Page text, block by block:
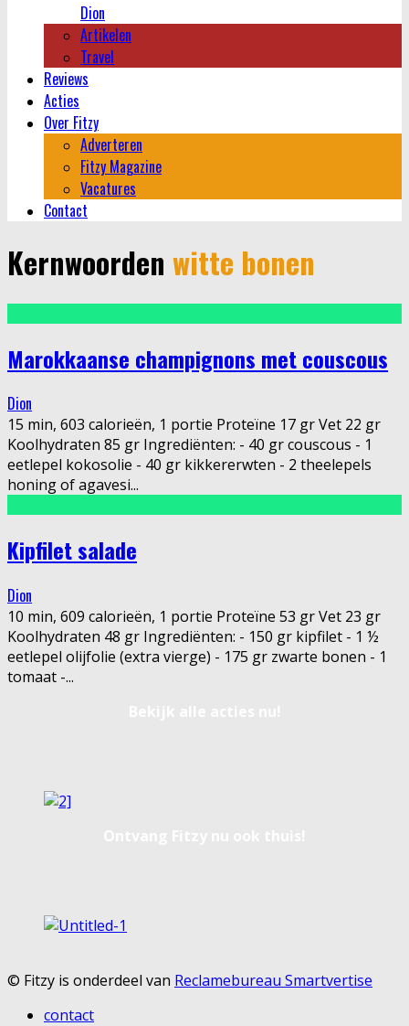
Dion
Artikelen
Travel
Reviews
Acties
Over Fitzy
Adverteren
Fitzy Magazine
Vacatures
Contact
Kernwoorden witte bonen
Marokkaanse champignons met couscous
Dion
15 min, 603 calorieën, 1 portie Proteïne 17 gr Vet 22 gr
Koolhydraten 85 gr Ingrediënten: - 40 gr couscous - 1
eetlepel kokosolie - 40 gr kikkererwten - 2 theelepels
honing of agavesi...
Kipfilet salade
Dion
10 min, 609 calorieën, 1 portie Proteïne 53 gr Vet 23 gr
Koolhydraten 48 gr Ingrediënten: - 150 gr kipfilet - 1 ½
eetlepel olijfolie (extra vierge) - 175 gr zwarte bonen - 1
tomaat -...
© Fitzy is onderdeel van Reclamebureau Smartvertise
contact